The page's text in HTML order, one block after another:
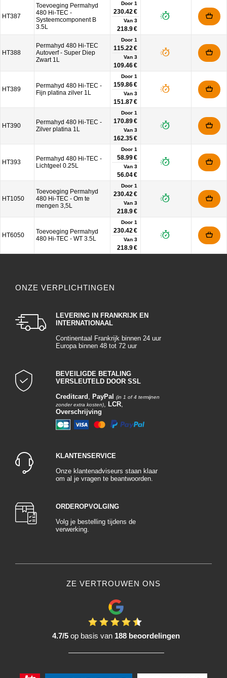
HT387
Toevoeging Permahyd
480 Hi-TEC -
Systeemcomponent B
3.5L
Door 1
230.42 €
Van 3
218.9 €
HT388
Permahyd 480 Hi-TEC
Autoverf - Super Diep
Zwart 1L
Door 1
115.22 €
Van 3
109.46 €
HT389
Permahyd 480 Hi-TEC -
Fijn platina zilver 1L
Door 1
159.86 €
Van 3
151.87 €
HT390
Permahyd 480 Hi-TEC -
Zilver platina 1L
Door 1
170.89 €
Van 3
162.35 €
HT393
Permahyd 480 Hi-TEC -
Lichtgeel 0.25L
Door 1
58.99 €
Van 3
56.04 €
HT1050
Toevoeging Permahyd
480 Hi-TEC - Om te
mengen 3,5L
Door 1
230.42 €
Van 3
218.9 €
HT6050
Toevoeging Permahyd
480 Hi-TEC - WT 3.5L
Door 1
230.42 €
Van 3
218.9 €
ONZE VERPLICHTINGEN
LEVERING IN FRANKRIJK EN
INTERNATIONAAL
Continentaal Frankrijk binnen 24 uur
Europa binnen 48 tot 72 uur
BEVEILIGDE BETALING
VERSLEUTELD DOOR SSL
Creditcard , PayPal
(in 1 of 4 termijnen
zonder extra kosten), LCR,
Overschrijving
KLANTENSERVICE
Onze klantenadviseurs staan klaar
om al je vragen te beantwoorden.
ORDEROPVOLGING
Volg je bestelling tijdens de
verwerking.
ZE VERTROUWEN ONS
4.7/5 op basis van 188 beoordelingen